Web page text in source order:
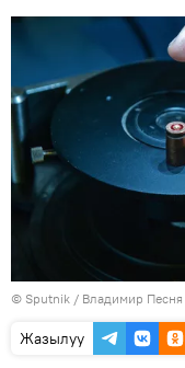
© Sputnik / Владимир Песня
Жазылуу